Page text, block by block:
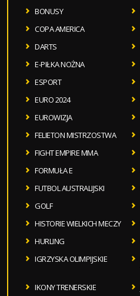
BONUSY
COPA AMERICA
DARTS
E-PIŁKA NOŻNA
ESPORT
EURO 2024
EUROWIZJA
FELIETON MISTRZOSTWA
FIGHT EMPIRE MMA
FORMUŁA E
FUTBOL AUSTRALIJSKI
GOLF
HISTORIE WIELKICH MECZY
HURLING
IGRZYSKA OLIMPIJSKIE
IKONY TRENERSKIE